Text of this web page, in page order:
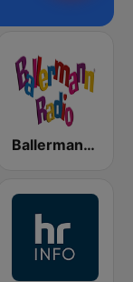
Ballermann Radio